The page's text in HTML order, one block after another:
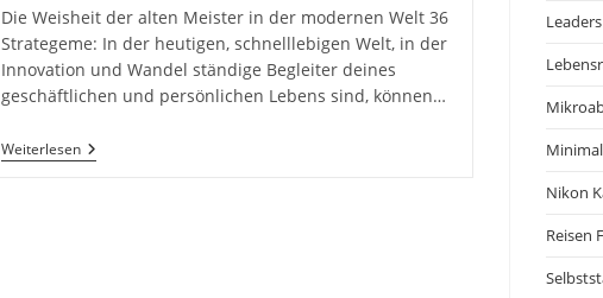
Die Weisheit der alten Meister in der modernen Welt 36
Strategeme: In der heutigen, schnelllebigen Welt, in der
Innovation und Wandel ständige Begleiter deines
geschäftlichen und persönlichen Lebens sind, können…
Weiterlesen36
Strategeme
Nikon
Reisen